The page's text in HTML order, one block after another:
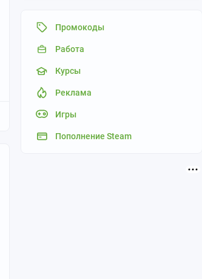
Промокоды
Работа
Курсы
Реклама
Игры
Пополнение Steam